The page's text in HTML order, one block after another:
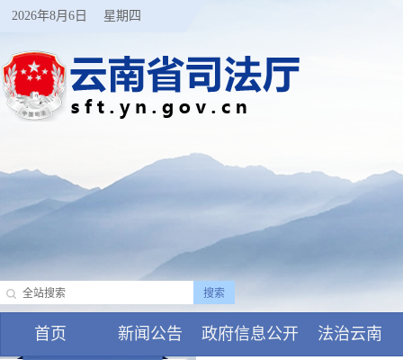
2026年8月6日 星期四
首页 新闻公告 政府信息公开 法治云南